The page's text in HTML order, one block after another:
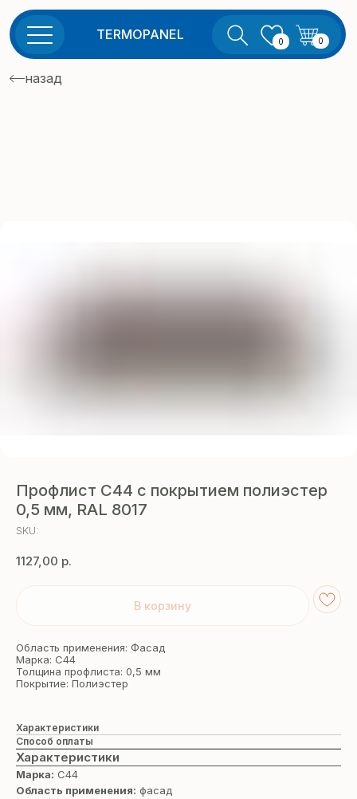
0
TERMOPANEL
назад
Профлист С44 с покрытием полиэстер
0,5 мм, RAL 8017
SKU:
1127,00 р.
В корзину
Область применения: Фасад
Марка: С44
Толщина профлиста: 0,5 мм
Покрытие: Полиэстер
Характеристики
Способ оплаты
Характеристики
Марка: С44
Область применения: фасад